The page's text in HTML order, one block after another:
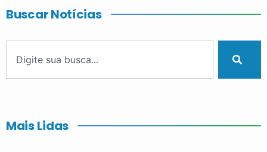
Buscar Notícias
Mais Lidas